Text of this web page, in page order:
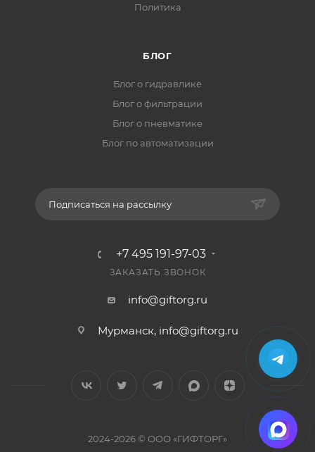
Политика
БЛОГ
Блог о гидравлике
Блог о фильтрации
Блог о пневматике
Блог по автоматизации
Подписаться на рассылку
+7 495 191-97-03
ЗАКАЗАТЬ ЗВОНОК
info@giftorg.ru
Мурманск, info@giftorg.ru
2024-2026 © ООО «ГИФТОРГ»